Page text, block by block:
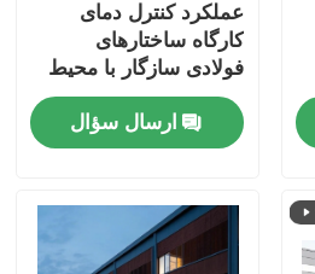
عملکرد کنترل دمای
کارگاه ساختارهای
فولادی سازگار با محیط
زیست
ارسال سؤال